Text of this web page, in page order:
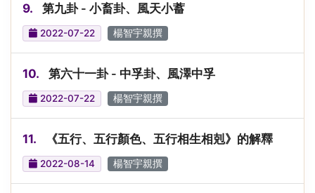
9. 第九卦 - 小畜卦、風天小蓄
2022-07-22 楊智宇親撰
10. 第六十一卦 - 中孚卦、風澤中孚
2022-07-22 楊智宇親撰
11. 《五行、五行顏色、五行相生相剋》的解釋
2022-08-14 楊智宇親撰